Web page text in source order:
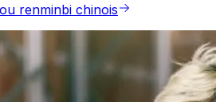
renminbi chinois